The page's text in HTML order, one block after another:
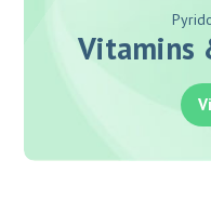
Vitamins